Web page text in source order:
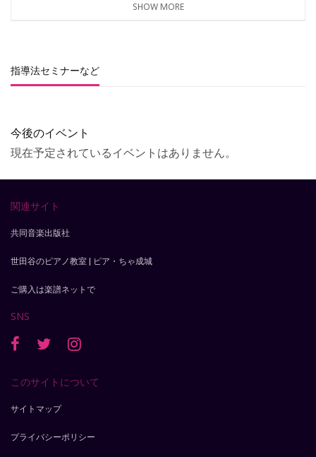
SHOW MORE
指導法セミナーなど
今後のイベント
現在予定されているイベントはありません。
関連サイト
共同音楽出版社
世田谷のピアノ教室 | ピア・ちゃ成城
ご購入は楽譜ネットで
SNS
このサイトについて
サイトマップ
プライバシーポリシー